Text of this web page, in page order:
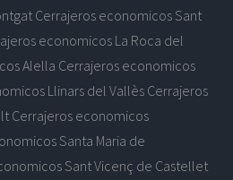
Cerrajeros economicos Sant
economicos La Roca del
Alella Cerrajeros economicos
Llinars del Vallès Cerrajeros
Cerrajeros economicos
Santa Maria de
Sant Vicenç de Castellet